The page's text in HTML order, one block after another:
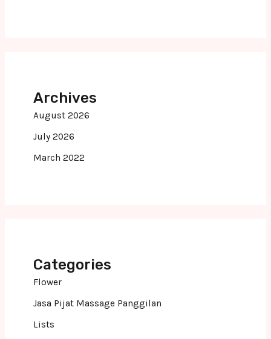
Archives
August 2026
July 2026
March 2022
Categories
Flower
Jasa Pijat Massage Panggilan
Lists